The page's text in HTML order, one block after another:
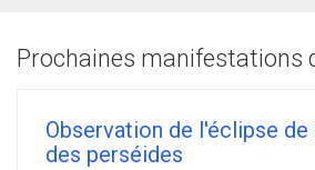
Prochaines manifestations
Observation de l'éclipse
des perséides